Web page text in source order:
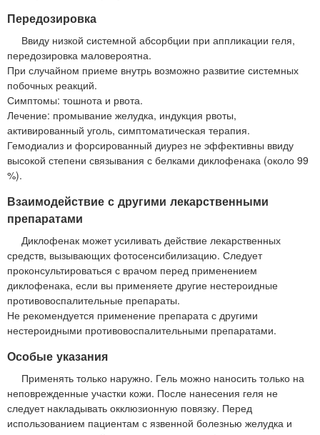
Передозировка
Ввиду низкой системной абсорбции при аппликации геля,
передозировка маловероятна.
При случайном приеме внутрь возможно развитие системных
побочных реакций.
Симптомы: тошнота и рвота.
Лечение: промывание желудка, индукция рвоты,
активированный уголь, симптоматическая терапия.
Гемодиализ и форсированный диурез не эффективны ввиду
высокой степени связывания с белками диклофенака (около 99
%).
Взаимодействие с другими лекарственными
препаратами
Диклофенак может усиливать действие лекарственных
средств, вызывающих фотосенсибилизацию. Следует
проконсультироваться с врачом перед применением
диклофенака, если вы применяете другие нестероидные
противовоспалительные препараты.
Не рекомендуется применение препарата с другими
нестероидными противовоспалительными препаратами.
Особые указания
Применять только наружно. Гель можно наносить только на
неповрежденные участки кожи. После нанесения геля не
следует накладывать окклюзионную повязку. Перед
использованием пациентам с язвенной болезнью желудка и